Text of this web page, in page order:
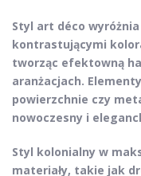
Styl art déco
kontrastującymi
tworząc efektowną
aranżacjach.
powierzchnie czy
nowoczesny i
Styl kolonialny w
materiały, takie jak